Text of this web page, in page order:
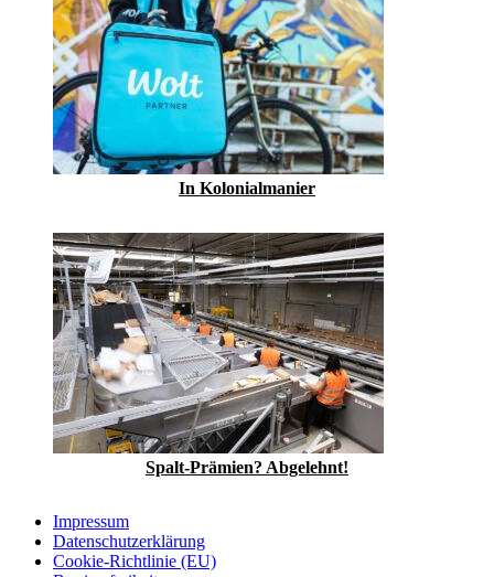
In Kolonialmanier
Spalt-Prämien? Abgelehnt!
Impressum
Datenschutzerklärung
Cookie-Richtlinie (EU)